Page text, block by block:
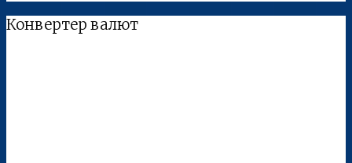
Конвертер валют